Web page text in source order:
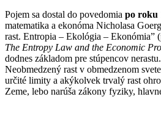
Pojem sa dostal do povedomia po roku
matematika a ekonóma Nicholasa
rast. Entropia – Ekológia – Ekonómia”
The Entropy Law and the Economic
dodnes základom pre stúpencov
Neobmedzený rast v obmedzenom
určité limity a akýkolvek trvalý rast
Zeme, lebo narúša zákony fyziky,